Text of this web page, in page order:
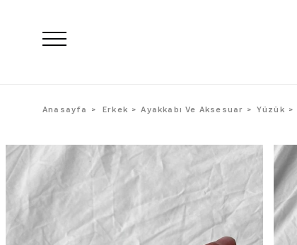
Anasayfa Erkek Ayakkabı Ve Aksesuar Yüzük